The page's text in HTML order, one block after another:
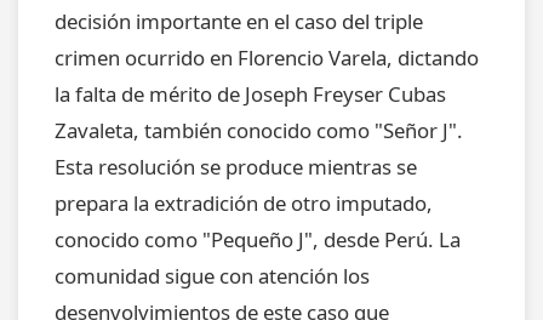
decisión importante en el caso del triple
crimen ocurrido en Florencio Varela, dictando
la falta de mérito de Joseph Freyser Cubas
Zavaleta, también conocido como "Señor J".
Esta resolución se produce mientras se
prepara la extradición de otro imputado,
conocido como "Pequeño J", desde Perú. La
comunidad sigue con atención los
desenvolvimientos de este caso que